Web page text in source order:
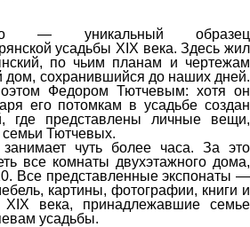
— уникальный образец
усадьбы XIX века. Здесь жил
по чьим планам и чертежам
дом, сохранившийся до наших дней.
Федором Тютчевым: хотя он
его потомкам в усадьбе создан
где представлены личные вещи,
семьи Тютчевых.
чуть более часа. За это
все комнаты двухэтажного дома,
Все представленные экспонаты —
картины, фотографии, книги и
XIX века, принадлежавшие семье
усадьбы.